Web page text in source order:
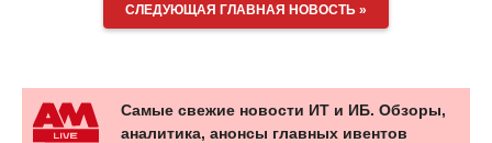
СЛЕДУЮЩАЯ ГЛАВНАЯ НОВОСТЬ »
Самые свежие новости ИТ и ИБ. Обзоры,
аналитика, анонсы главных ивентов